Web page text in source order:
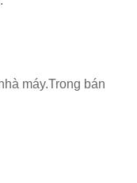
máy.Trong bán